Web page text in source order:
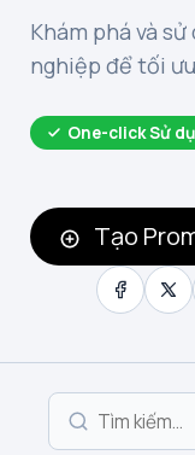
Khám phá và
nghiệp để tối
One-click Sử
Tạo